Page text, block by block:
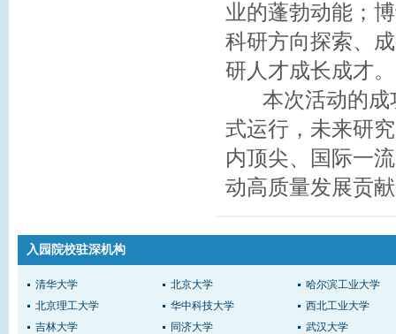
业的蓬勃动能；
科研方向探索、
研人才成长成才。
本次活动的成
式运行，未来研
内顶尖、国际一
动高质量发展贡
入园院校驻深机构
清华大学 北京大学
哈尔滨工业大学
北京理工大学
华中科技大学
西北工业大学
吉林大学
同济大学
武汉大学